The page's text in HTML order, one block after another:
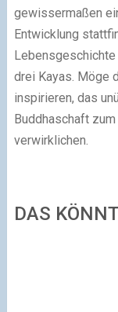
gewissermaßen
Entwicklung
drei Kayas. Möge
inspirieren, das
Buddhaschaft
verwirklichen.
DAS